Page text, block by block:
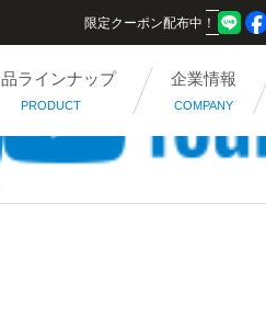
限定クーポン配布中！
ラインナップ
PRODUCT
企業情報
COMPANY